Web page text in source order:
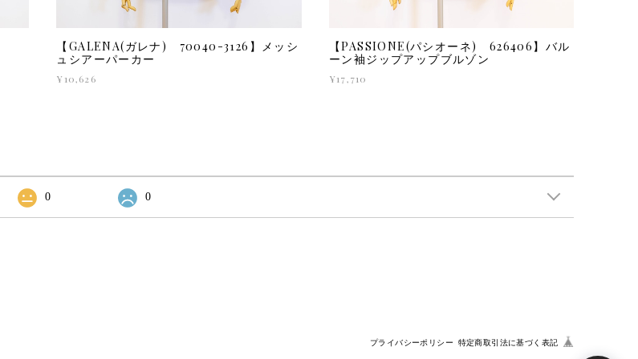
【GALENA(ガレナ) 70040-3126】メッシ
ュシアーパーカー
¥10,626
【PASSIONE(パシオーネ) 626406】バル
ーン袖ジップアップブルゾン
¥17,710
0 0
プライバシーポリシー 特定商取引法に基づく表記